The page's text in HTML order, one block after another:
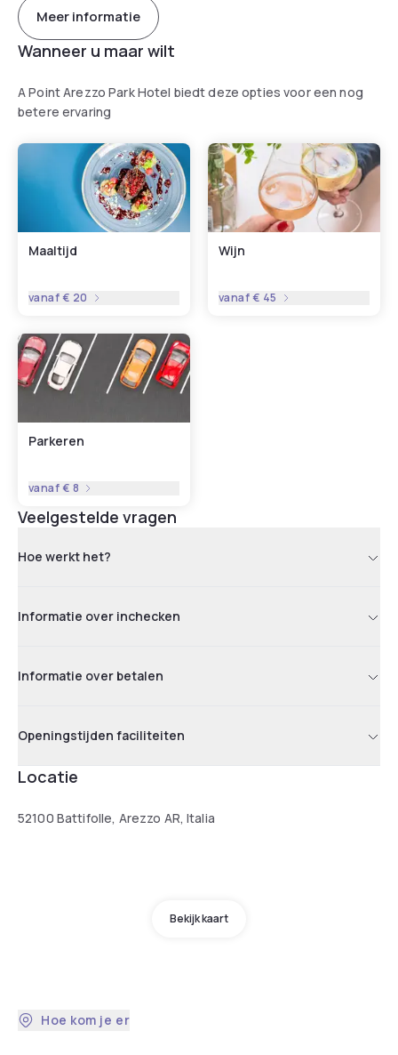
Meer informatie
Wanneer u maar wilt
A Point Arezzo Park Hotel biedt deze opties voor een nog
betere ervaring
Maaltijd
vanaf€ 20
Wijn
vanaf€ 45
Parkeren
vanaf€ 8
Veelgestelde vragen
Hoe werkt het?
Informatie over inchecken
Informatie over betalen
Openingstijden faciliteiten
Locatie
52100 Battifolle, Arezzo AR, Italia
Bekijk kaart
Hoe kom je er